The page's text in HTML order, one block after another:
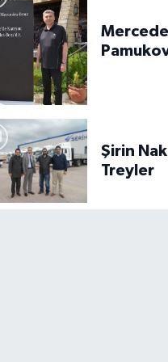
Lojistik
Şirin
Treyler